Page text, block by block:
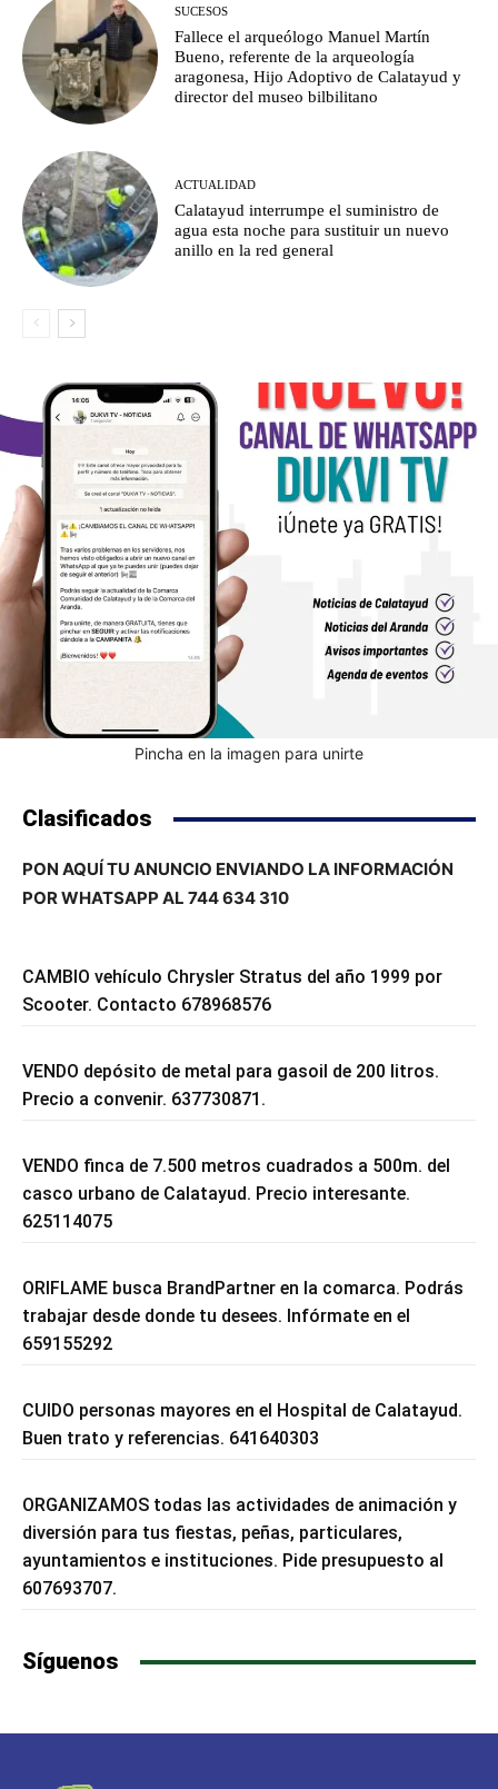
SUCESOS
Fallece el arqueólogo Manuel Martín
Bueno, referente de la arqueología
aragonesa, Hijo Adoptivo de Calatayud y
director del museo bilbilitano
ACTUALIDAD
Calatayud interrumpe el suministro de
agua esta noche para sustituir un nuevo
anillo en la red general
Pincha en la imagen para unirte
Clasificados
PON AQUÍ TU ANUNCIO ENVIANDO LA INFORMACIÓN
POR WHATSAPP AL 744 634 310
CAMBIO vehículo Chrysler Stratus del año 1999 por
Scooter. Contacto 678968576
VENDO depósito de metal para gasoil de 200 litros.
Precio a convenir. 637730871.
VENDO finca de 7.500 metros cuadrados a 500m. del
casco urbano de Calatayud. Precio interesante.
625114075
ORIFLAME busca BrandPartner en la comarca. Podrás
trabajar desde donde tu desees. Infórmate en el
659155292
CUIDO personas mayores en el Hospital de Calatayud.
Buen trato y referencias. 641640303
ORGANIZAMOS todas las actividades de animación y
diversión para tus fiestas, peñas, particulares,
ayuntamientos e instituciones. Pide presupuesto al
607693707.
Síguenos